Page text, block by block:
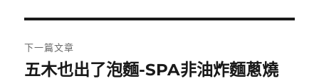
覽
篇
文
章:
下一篇文章
下
五木也出了泡麵-SPA非油炸麵蔥燒